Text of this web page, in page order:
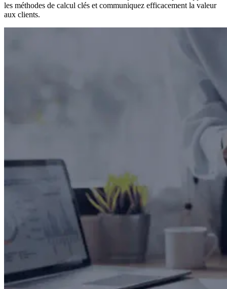
les méthodes de calcul clés et communiquez efficacement la valeur
aux clients.